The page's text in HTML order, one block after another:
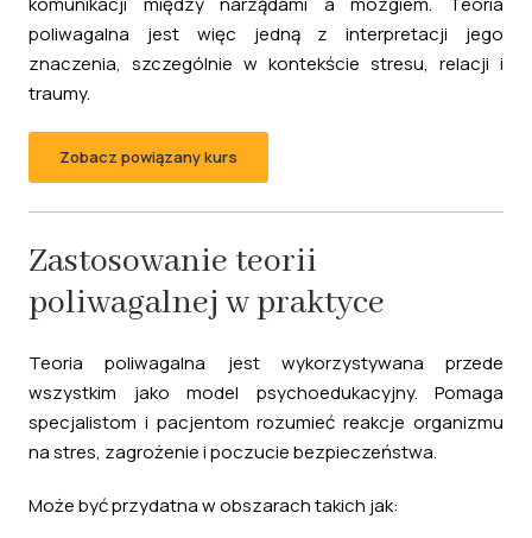
poliwagalna jest więc jedną z interpretacji jego
znaczenia, szczególnie w kontekście stresu, relacji i
traumy.
Zobacz powiązany kurs
Zastosowanie teorii
poliwagalnej w praktyce
Teoria poliwagalna jest wykorzystywana przede
wszystkim jako model psychoedukacyjny. Pomaga
specjalistom i pacjentom rozumieć reakcje organizmu
na stres, zagrożenie i poczucie bezpieczeństwa.
Może być przydatna w obszarach takich jak: